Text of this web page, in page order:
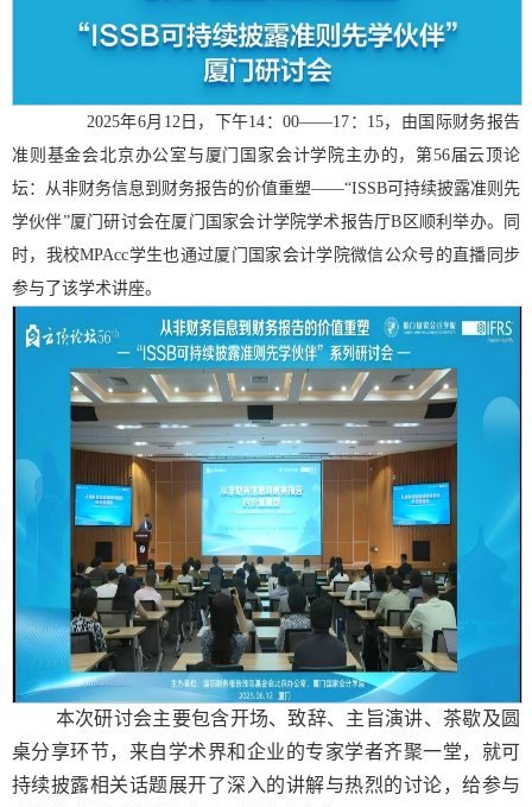
2025年6月 12日，下午14 ：00——17 ： 15，由国际财务报告
准则基金会北京办公室与厦门国家会计学院主办的，第56届云顶论
坛：从非财务信息到财务报告的价值重塑——“ISSB可持续披露准则先
学伙伴”厦门研讨会在厦门国家会计学院学术报告厅B 区顺利举办。同
时，我校MPAcc学生也通过厦门国家会计学院微信公众号的直播同步
参与了该学术讲座。
本次研讨会主要包含开场、致辞、主旨演讲、茶歇及圆
桌分享环节，来自学术界和企业的专家学者齐聚一堂，就可
持续披露相关话题展开了深入的讲解与热烈的讨论，给参与